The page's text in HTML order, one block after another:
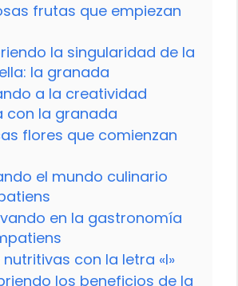
frutas que empiezan
la singularidad de la
la granada
a la creatividad
con la granada
flores que comienzan
el mundo culinario
en la gastronomía
con la letra «I»
los beneficios de la